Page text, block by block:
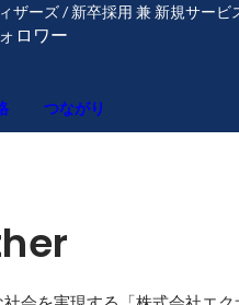
ザーズ / 新卒採用 兼 新規サービ
ロワー
つながり